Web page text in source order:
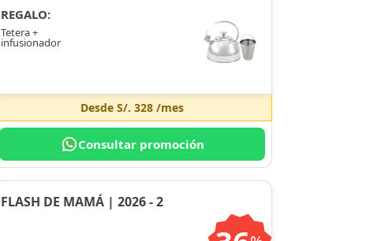
REGALO:
Tetera +
infusionador
DesdeS/. 328 /mes
Consultar promoción
FLASH DE MAMÁ | 2026 - 2